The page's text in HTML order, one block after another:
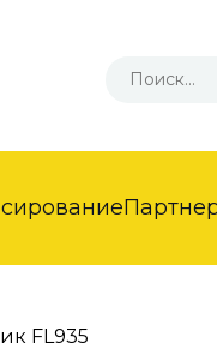
FL935